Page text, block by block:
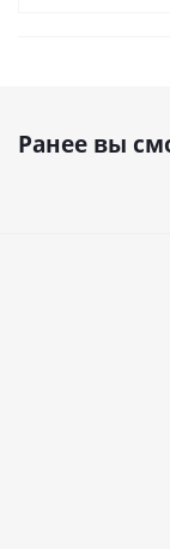
Ранее вы